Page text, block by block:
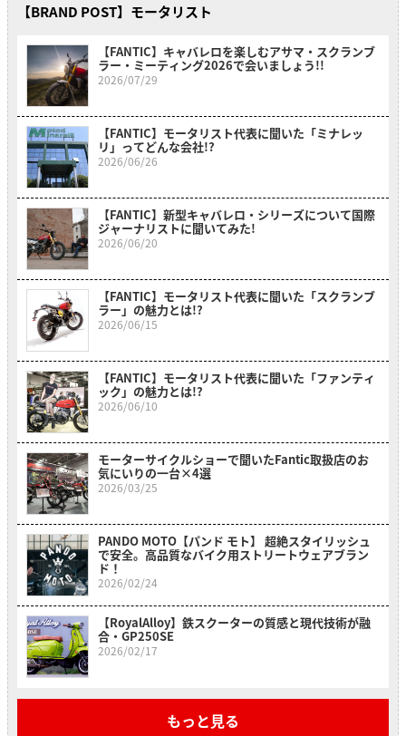
【BRAND POST】モータリスト
【FANTIC】キャバレロを楽しむアサマ・スクランブ
ラー・ミーティング2026で会いましょう!!
2026/07/29
【FANTIC】モータリスト代表に聞いた「ミナレッ
リ」ってどんな会社!?
2026/06/26
【FANTIC】新型キャバレロ・シリーズについて国際
ジャーナリストに聞いてみた!
2026/06/20
【FANTIC】モータリスト代表に聞いた「スクランブ
ラー」の魅力とは!?
2026/06/15
【FANTIC】モータリスト代表に聞いた「ファンティ
ック」の魅力とは!?
2026/06/10
モーターサイクルショーで聞いたFantic取扱店のお
気にいりの一台×4選
2026/03/25
PANDO MOTO【パンド モト】 超絶スタイリッシュ
で安全。高品質なバイク用ストリートウェアブラン
ド！
2026/02/24
【RoyalAlloy】鉄スクーターの質感と現代技術が融
合・GP250SE
2026/02/17
もっと見る